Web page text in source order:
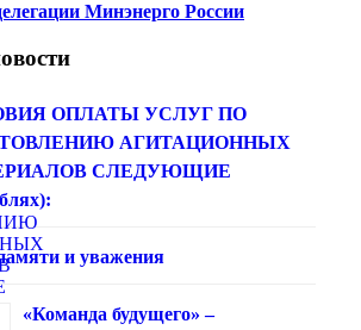
Минэнерго России
ОПЛАТЫ УСЛУГ ПО
АГИТАЦИОННЫХ
СЛЕДУЮЩИЕ
и уважения
«Команда будущего» –